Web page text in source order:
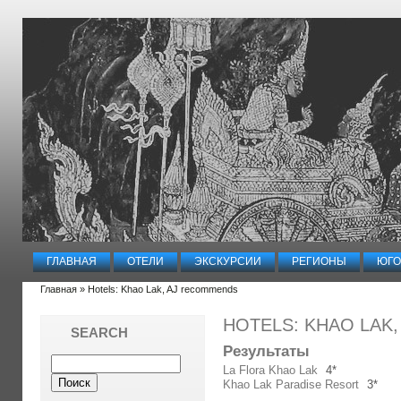
ГЛАВНАЯ ОТЕЛИ ЭКСКУРСИИ РЕГИОНЫ
Главная » Hotels: Khao Lak, AJ recommends
HOTELS: KHAO
Результаты
La Flora Khao Lak 4*
Khao Lak Paradise Resort 3*
SEARCH